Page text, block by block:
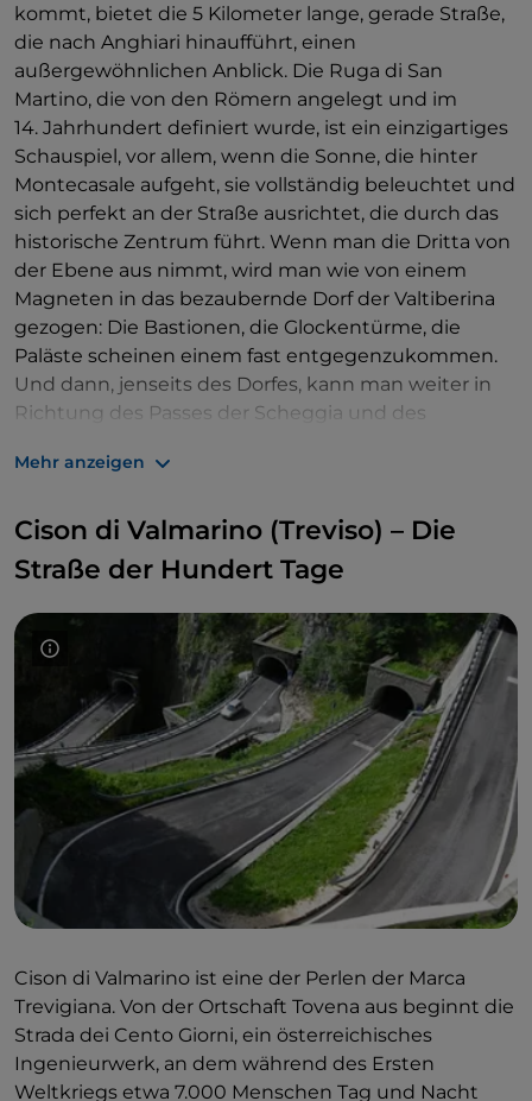
kommt, bietet die 5 Kilometer lange, gerade Straße,
die nach Anghiari hinaufführt, einen
außergewöhnlichen Anblick. Die Ruga di San
Martino, die von den Römern angelegt und im
14. Jahrhundert definiert wurde, ist ein einzigartiges
Schauspiel, vor allem, wenn die Sonne, die hinter
Montecasale aufgeht, sie vollständig beleuchtet und
sich perfekt an der Straße ausrichtet, die durch das
historische Zentrum führt. Wenn man die Dritta von
der Ebene aus nimmt, wird man wie von einem
Magneten in das bezaubernde Dorf der Valtiberina
gezogen: Die Bastionen, die Glockentürme, die
Paläste scheinen einem fast entgegenzukommen.
Und dann, jenseits des Dorfes, kann man weiter in
Richtung des Passes der Scheggia und des
Einsiedeleien der Franziskaner.
Mehr anzeigen
Cison di Valmarino (Treviso) – Die
Straße der Hundert Tage
Cison di Valmarino ist eine der Perlen der Marca
Trevigiana. Von der Ortschaft Tovena aus beginnt die
Strada dei Cento Giorni, ein österreichisches
Ingenieurwerk, an dem während des Ersten
Weltkriegs etwa 7.000 Menschen Tag und Nacht